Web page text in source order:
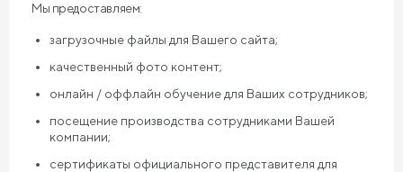
Мы предоставляем:
загрузочные файлы для Вашего сайта;
качественный фото контент;
онлайн / оффлайн обучение для Ваших сотрудников;
посещение производства сотрудниками Вашей
компании;
сертификаты официального представителя для